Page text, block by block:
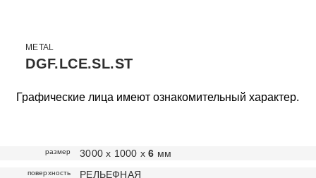
METAL
DGF.LCE.SL.ST
Графические лица имеют ознакомительный характер.
размер 3000 х 1000 х6 мм
поверхность РЕЛЬЕФНАЯ